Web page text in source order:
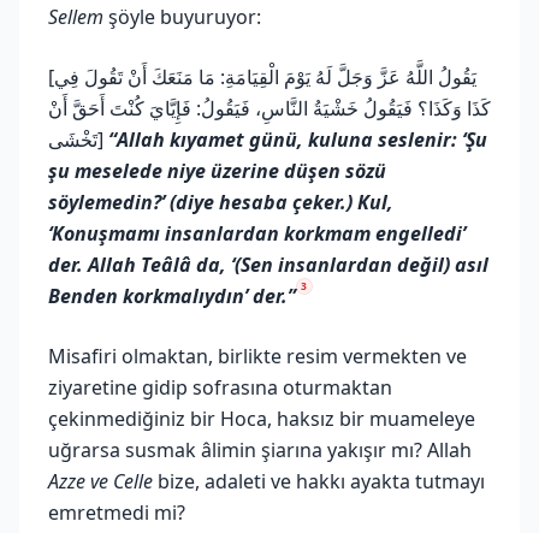
Sellem şöyle buyuruyor:
[يَقُولُ اللَّهُ عَزَّ وَجَلَّ لَهُ يَوْمَ الْقِيَامَةِ: مَا مَنَعَكَ أَنْ تَقُولَ فِي
كَذَا وَكَذَا؟ فَيَقُولُ خَشْيَةُ النَّاسِ، فَيَقُولُ: فَإِيَّايَ كُنْتَ أَحَقَّ أَنْ
تَخْشَى] “Allah kıyamet günü, kuluna seslenir: ‘Şu
şu meselede niye üzerine düşen sözü
söylemedin?’ (diye hesaba çeker.) Kul,
‘Konuşmamı insanlardan korkmam engelledi’
der. Allah Teâlâ da, ‘(Sen insanlardan değil) asıl
Benden korkmalıydın’ der.” 3
Misafiri olmaktan, birlikte resim vermekten ve
ziyaretine gidip sofrasına oturmaktan
çekinmediğiniz bir Hoca, haksız bir muameleye
uğrarsa susmak âlimin şiarına yakışır mı? Allah
Azze ve Celle bize, adaleti ve hakkı ayakta tutmayı
emretmedi mi?